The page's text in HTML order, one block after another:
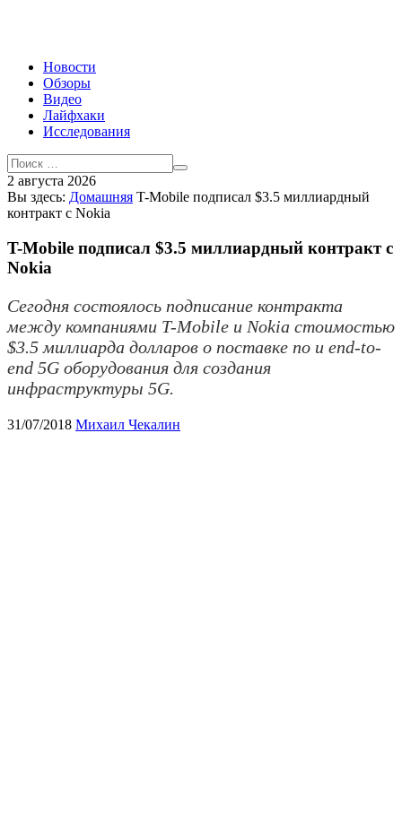
Новости
Обзоры
Видео
Лайфхаки
Исследования
2 августа 2026
Вы здесь: Домашняя T-Mobile подписал $3.5 миллиардный
контракт с Nokia
T-Mobile подписал $3.5 миллиардный контракт с
Nokia
Сегодня состоялось подписание контракта
между компаниями T-Mobile и Nokia стоимостью
$3.5 миллиарда долларов о поставке по и end-to-
end 5G оборудования для создания
инфраструктуры 5G.
31/07/2018 Михаил Чекалин